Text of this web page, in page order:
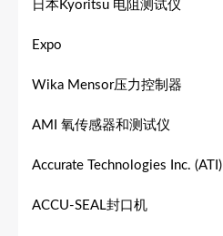
日本Kyoritsu 电阻测试仪
Expo
Wika Mensor压力控制器
AMI 氧传感器和测试仪
Accurate Technologies Inc. (ATI)
ACCU-SEAL封口机